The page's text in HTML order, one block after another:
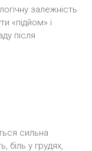
залежність
«підйом» і
після
сильна
біль у грудях,